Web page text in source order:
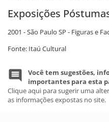
Exposições
2001 - São Paulo SP - Figuras e
Fonte: Itaú Cultural
Você tem sugestões,
importantes para esta
Clique aqui para sugerir uma
as informações expostas no site.